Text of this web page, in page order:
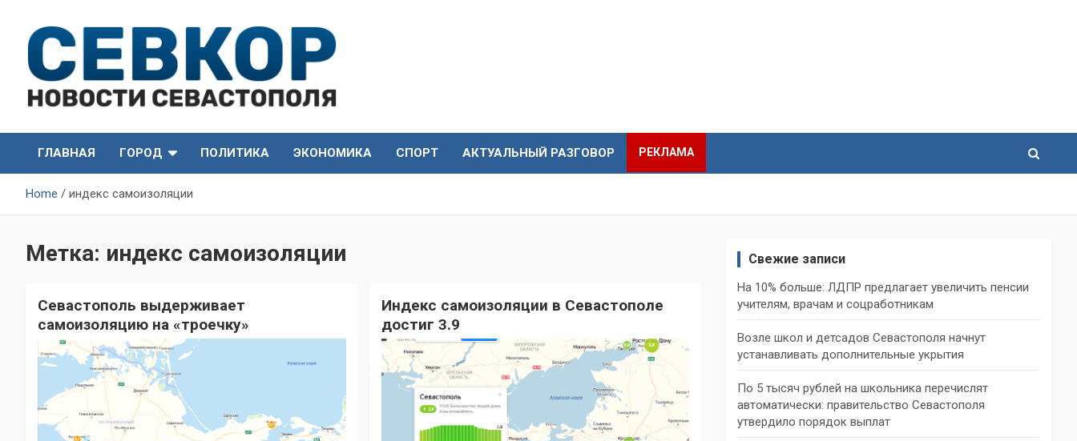
content
СевКор — Новости
Севастополя
Севастополя
ГЛАВНАЯ
ГОРОД ПОЛИТИКА ЭКОНОМИКА СПОРТ АКТУАЛЬНЫЙ РАЗГОВОР РЕКЛАМА
Home индекс самоизоляции
Метка: индекс самоизоляции
Севастополь выдерживает
самоизоляцию на «троечку»
Индекс самоизоляции в Севастополе
достиг 3.9
Свежие записи
На 10% больше: ЛДПР предлагает увеличить пенсии
учителям, врачам и соцработникам
Возле школ и детсадов Севастополя начнут
устанавливать дополнительные укрытия
По 5 тысяч рублей на школьника перечислят
автоматически: правительство Севастополя
утвердило порядок выплат